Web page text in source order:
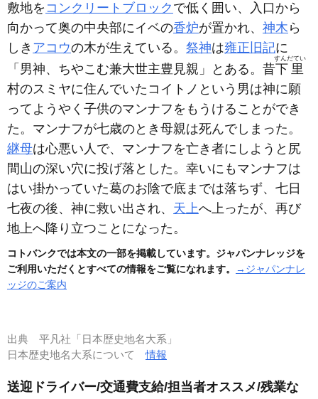
敷地を コンクリートブロック で低く囲い、入口から
向かって奥の中央部にイベの香炉が置かれ、 神木 ら
しき アコウの木が生えている。 祭神は雍正旧記に
「男神、ちやこむ兼大世主豊見親」とある。昔下里
すんだてい
村のスミヤに住んでいたコイトノという男は神に願
ってようやく子供のマンナフをもうけることができ
た。マンナフが七歳のとき母親は死んでしまった。
継母は心悪い人で、マンナフを亡き者にしようと尻
間山の深い穴に投げ落とした。幸いにもマンナフは
はい掛かっていた葛のお陰で底までは落ちず、七日
七夜の後、神に救い出され、 天上へ上ったが、再び
地上へ降り立つことになった。
コトバンクでは本文の一部を掲載しています。ジャパンナレッジを
ご利用いただくとすべての情報をご覧になれます。
→ジャパンナレ
ッジのご案内
出典 平凡社「日本歴史地名大系」
日本歴史地名大系について情報
送迎ドライバー/交通費支給/担当者オススメ/残業な